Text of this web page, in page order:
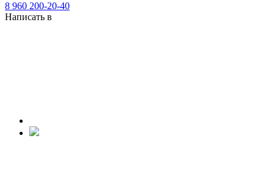
8 960 200-20-40
Написать в